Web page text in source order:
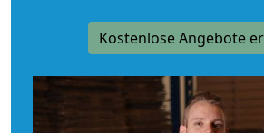
Kostenlose Angebote